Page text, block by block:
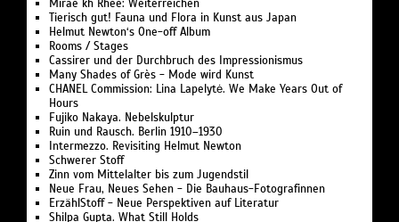
Mirae kh Rhee: Weiterreichen
Tierisch gut! Fauna und Flora in Kunst aus Japan
Helmut Newton‘s One-off Album
Rooms / Stages
Cassirer und der Durchbruch des Impressionismus
Many Shades of Grès - Mode wird Kunst
CHANEL Commission: Lina Lapelytė. We Make Years Out of
Hours
Fujiko Nakaya. Nebelskulptur
Ruin und Rausch. Berlin 1910–1930
Intermezzo. Revisiting Helmut Newton
Schwerer Stoff
Zinn vom Mittelalter bis zum Jugendstil
Neue Frau, Neues Sehen - Die Bauhaus-Fotografinnen
ErzählStoff - Neue Perspektiven auf Literatur
Shilpa Gupta. What Still Holds